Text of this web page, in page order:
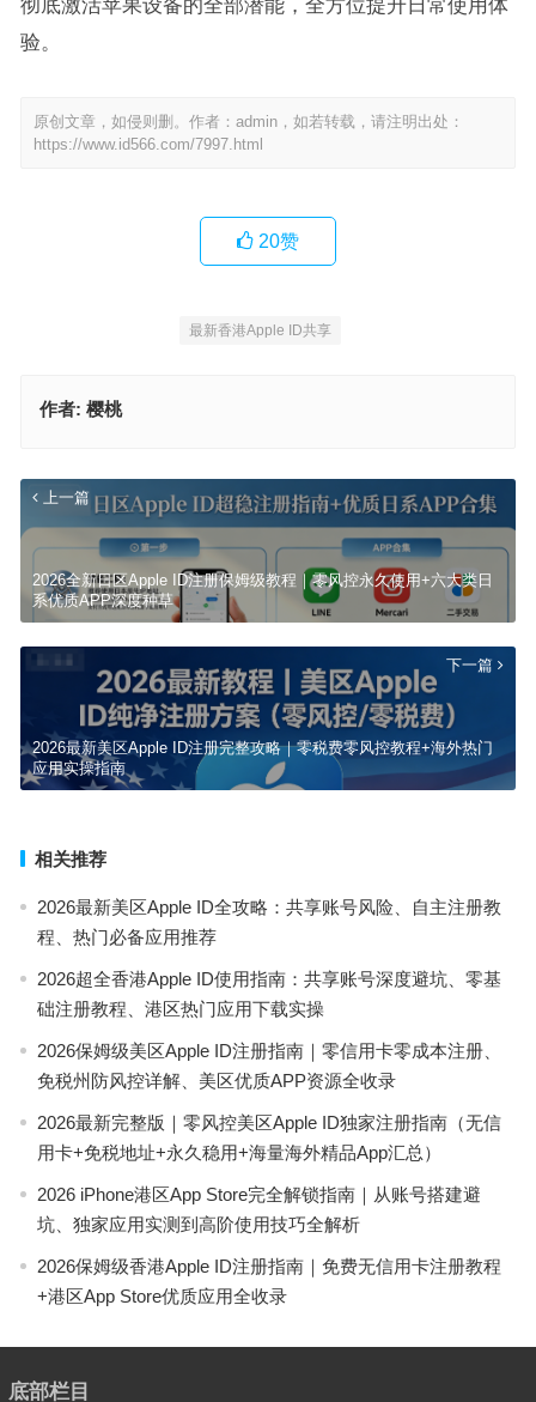
彻底激活苹果设备的全部潜能，全方位提升日常使用体
验。
原创文章，如侵则删。作者：admin，如若转载，请注明出处：
https://www.id566.com/7997.html
20赞
最新香港Apple ID共享
作者: 樱桃
上一篇
2026全新日区Apple ID注册保姆级教程｜零风控永久使用+六大类日
系优质APP深度种草
下一篇
2026最新美区Apple ID注册完整攻略｜零税费零风控教程+海外热门
应用实操指南
相关推荐
2026最新美区Apple ID全攻略：共享账号风险、自主注册教
程、热门必备应用推荐
2026超全香港Apple ID使用指南：共享账号深度避坑、零基
础注册教程、港区热门应用下载实操
2026保姆级美区Apple ID注册指南｜零信用卡零成本注册、
免税州防风控详解、美区优质APP资源全收录
2026最新完整版｜零风控美区Apple ID独家注册指南（无信
用卡+免税地址+永久稳用+海量海外精品App汇总）
2026 iPhone港区App Store完全解锁指南｜从账号搭建避
坑、独家应用实测到高阶使用技巧全解析
2026保姆级香港Apple ID注册指南｜免费无信用卡注册教程
+港区App Store优质应用全收录
底部栏目